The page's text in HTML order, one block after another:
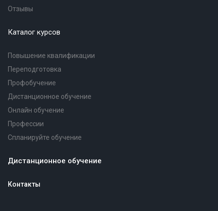
Отзывы
Каталог курсов
Повышение квалификации
Переподготовка
Профобучение
Дистанционное обучение
Онлайн обучение
Профессии
Спланируйте обучение
Дистанционное обучение
Контакты